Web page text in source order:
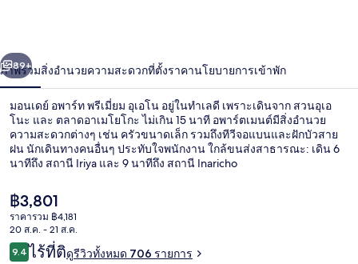
ท
พรี
เมี่
ยม
เอโน
า
ถัดไป
89+
ภาพรวมสิ่งอำนวยความสะดวกที่ตั้งราคานโยบายการเข้าพัก
มอนเดย์ อพาร์ท พรีเมี่ยม อุเอโน อยู่ในทำเลดี เพราะเดินจาก สวนอุเอ
โนะ และ ตลาดอาเมโยโกะ ไม่เกิน 15 นาที อพาร์ตเมนต์มีสิ่งอำนวย
ความสะดวกต่างๆ เช่น ครัวขนาดเล็ก รวมถึงทีวีจอแบนและฝักบัวสาย
ฝน นักเดินทางคนอื่นๆ ประทับใจพนักงาน ใกล้ขนส่งสาธารณะ: เดิน 6
นาทีถึง สถานี Iriya และ 9 นาทีถึง สถานี Inaricho
ราคา
ปัจจุบัน
฿3,801
฿3,801
ราคารวม ฿4,181
20 ส.ค. - 21 ส.ค.
รีวิว
9.49.4 จาก 10
ไร้ที่ติดูรีวิวทั้งหมด 706 รายการ